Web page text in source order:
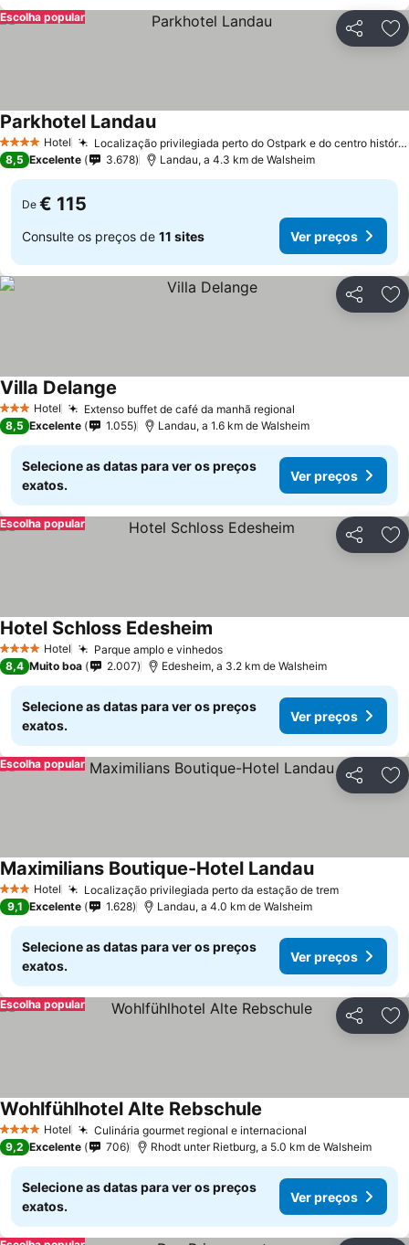
Partilhar
Escolha popular
4 EstrelasHotel Localização privilegiada perto do Ostpark e do centro histórico
Parkhotel LandauVer preços
8,5 Excelente 3.678 Landau, a 4.3 km de Walsheim
De € 115
Consulte os preços de 11 sites Ver preços
Partilhar
3 EstrelasHotel Extenso buffet de café da manhã regional
Villa Delange
8,5 Excelente 1.055 Landau, a 1.6 km de Walsheim
Selecione as datas para ver os preços
exatos.
Ver preços
Partilhar
Escolha popular
4 EstrelasHotel Parque amplo e vinhedosVer preços
Hotel Schloss Edesheim
8,4 Muito boa 2.007 Edesheim, a 3.2 km de Walsheim
Selecione as datas para ver os preços
exatos.
Ver preços
Partilhar
Escolha popular
3 EstrelasHotel Localização privilegiada perto da estação de tremVer
Maximilians Boutique-Hotel LandauVer preços
9,1 Excelente 1.628 Landau, a 4.0 km de Walsheim
Selecione as datas para ver os preços
exatos.
Ver preços
Partilhar
Escolha popular
4 EstrelasHotel Culinária gourmet regional e internacional
Wohlfühlhotel Alte Rebschule
9,2 Excelente 706 Rhodt unter Rietburg, a 5.0 km de Walsheim
Selecione as datas para ver os preços
exatos.
Ver preços